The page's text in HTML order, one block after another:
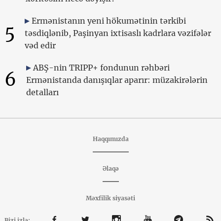
5
Ermənistanın yeni hökumətinin tərkibi
təsdiqlənib, Paşinyan ixtisaslı kadrlara vəzifələr
vəd edir
6
ABŞ-nin TRIPP+ fondunun rəhbəri
Ermənistanda danışıqlar aparır: müzakirələrin
detalları
Haqqımızda
Əlaqə
Məxfilik siyasəti